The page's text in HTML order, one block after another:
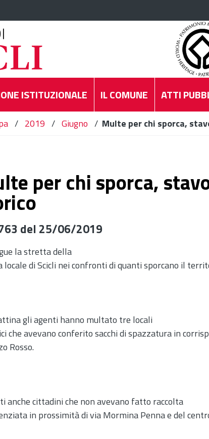
ISTITUZIONALE IL COMUNE ATTI
/ 2019 / Giugno / Multe per chi sporca,
per chi sporca,
del 25/06/2019
la stretta della
locale di Scicli nei confronti di quanti sporcano il
gli agenti hanno multato tre locali
che avevano conferito sacchi di spazzatura in
Rosso.
anche cittadini che non avevano fatto raccolta
in prossimità di via Mormina Penna e del